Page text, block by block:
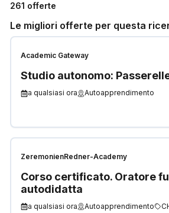
261 offerte
Le migliori offerte per questa
Academic Gateway
Studio autonomo:
a qualsiasi ora Autoapprendimento
ZeremonienRedner-Academy
Corso certificato. Oratore
autodidatta
a qualsiasi ora Autoapprendimento